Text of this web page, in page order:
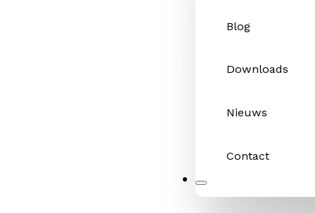
Blog
Downloads
Nieuws
Contact